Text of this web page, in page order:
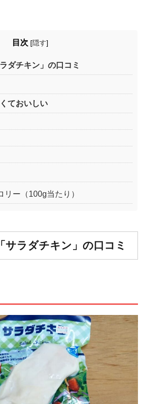
目次 [隠す]
ダチキン」の口コミ
ておいしい
ー（100g当たり）
サラダチキン」の口コミ